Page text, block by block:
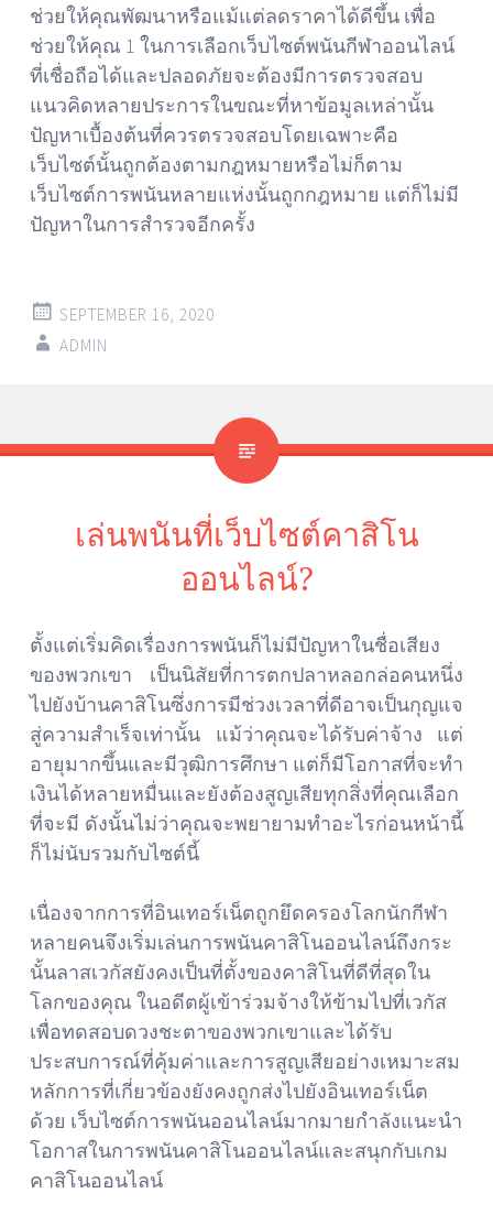
ช่วยให้คุณพัฒนาหรือแม้แต่ลดราคาได้ดีขึ้น เพื่อ
ช่วยให้คุณ 1 ในการเลือกเว็บไซต์พนันกีฬาออนไลน์
ที่เชื่อถือได้และปลอดภัยจะต้องมีการตรวจสอบ
แนวคิดหลายประการในขณะที่หาข้อมูลเหล่านั้น
ปัญหาเบื้องต้นที่ควรตรวจสอบโดยเฉพาะคือ
เว็บไซต์นั้นถูกต้องตามกฎหมายหรือไม่ก็ตาม
เว็บไซต์การพนันหลายแห่งนั้นถูกกฎหมาย แต่ก็ไม่มี
ปัญหาในการสำรวจอีกครั้ง
SEPTEMBER 16, 2020
ADMIN
เล่นพนันที่เว็บไซต์คาสิโน
ออนไลน์?
ตั้งแต่เริ่มคิดเรื่องการพนันก็ไม่มีปัญหาในชื่อเสียง
ของพวกเขา เป็นนิสัยที่การตกปลาหลอกล่อคนหนึ่ง
ไปยังบ้านคาสิโนซึ่งการมีช่วงเวลาที่ดีอาจเป็นกุญแจ
สู่ความสำเร็จเท่านั้น แม้ว่าคุณจะได้รับค่าจ้าง แต่
อายุมากขึ้นและมีวุฒิการศึกษา แต่ก็มีโอกาสที่จะทำ
เงินได้หลายหมื่นและยังต้องสูญเสียทุกสิ่งที่คุณเลือก
ที่จะมี ดังนั้นไม่ว่าคุณจะพยายามทำอะไรก่อนหน้านี้
ก็ไม่นับรวมกับไซต์นี้
เนื่องจากการที่อินเทอร์เน็ตถูกยึดครองโลกนักกีฬา
หลายคนจึงเริ่มเล่นการพนันคาสิโนออนไลน์ถึงกระ
นั้นลาสเวกัสยังคงเป็นที่ตั้งของคาสิโนที่ดีที่สุดใน
โลกของคุณ ในอดีตผู้เข้าร่วมจ้างให้ข้ามไปที่เวกัส
เพื่อทดสอบดวงชะตาของพวกเขาและได้รับ
ประสบการณ์ที่คุ้มค่าและการสูญเสียอย่างเหมาะสม
หลักการที่เกี่ยวข้องยังคงถูกส่งไปยังอินเทอร์เน็ต
ด้วย เว็บไซต์การพนันออนไลน์มากมายกำลังแนะนำ
โอกาสในการพนันคาสิโนออนไลน์และสนุกกับเกม
คาสิโนออนไลน์